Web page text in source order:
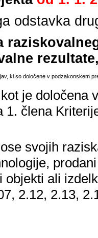
odstavka
ki so določene v podzakonskem
je določena
1. člena
svojih
objekti ali
2.12, 2.13,